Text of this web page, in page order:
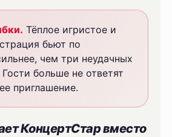
Тёплое игристое и
бьют по
чем три неудачных
больше не ответят
приглашение.
КонцертСтар вместо